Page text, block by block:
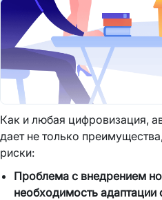
Как и любая цифровизация,
дает не только
риски:
Проблема с внедрением
необходимость адаптации